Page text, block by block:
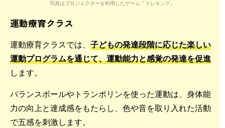
写真はプロジェクターを利用したゲーム「トレキング」
運動療育クラス
運動療育クラスでは、 子どもの発達段階に応じた楽しい
運動プログラムを通じて、運動能力と感覚の発達を促進
します。
バランスボールやトランポリンを使った運動は、身体能
力の向上と達成感をもたらし、色や音を取り入れた活動
で五感を刺激します。